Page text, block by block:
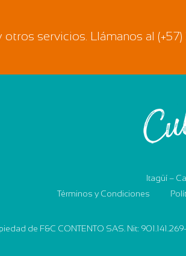
servicios. Llámanos al
Itagüí –
Términos y Condiciones
de F&C CONTENTO SAS. Nit: